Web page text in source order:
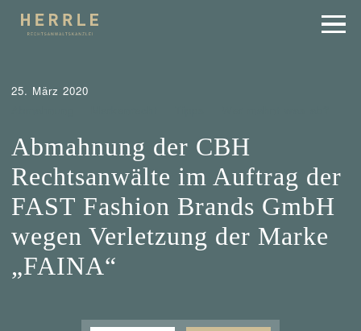
25. März 2020
Abmahnung der CBH
Rechtsanwälte im Auftrag der
FAST Fashion Brands GmbH
wegen Verletzung der Marke
„FAINA“